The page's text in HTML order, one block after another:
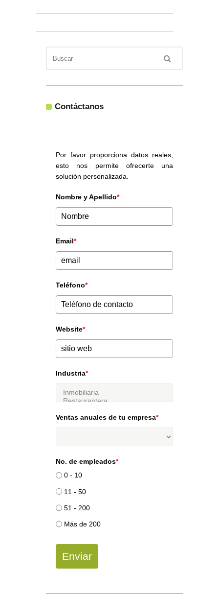
Contáctanos
Por favor proporciona datos reales,
esto nos permite ofrecerte una
solución personalizada.
Nombre y Apellido*
Email*
Teléfono*
Website*
Industria*
Ventas anuales de tu empresa*
No. de empleados*
0 - 10
11 - 50
51 - 200
Más de 200
Enviar